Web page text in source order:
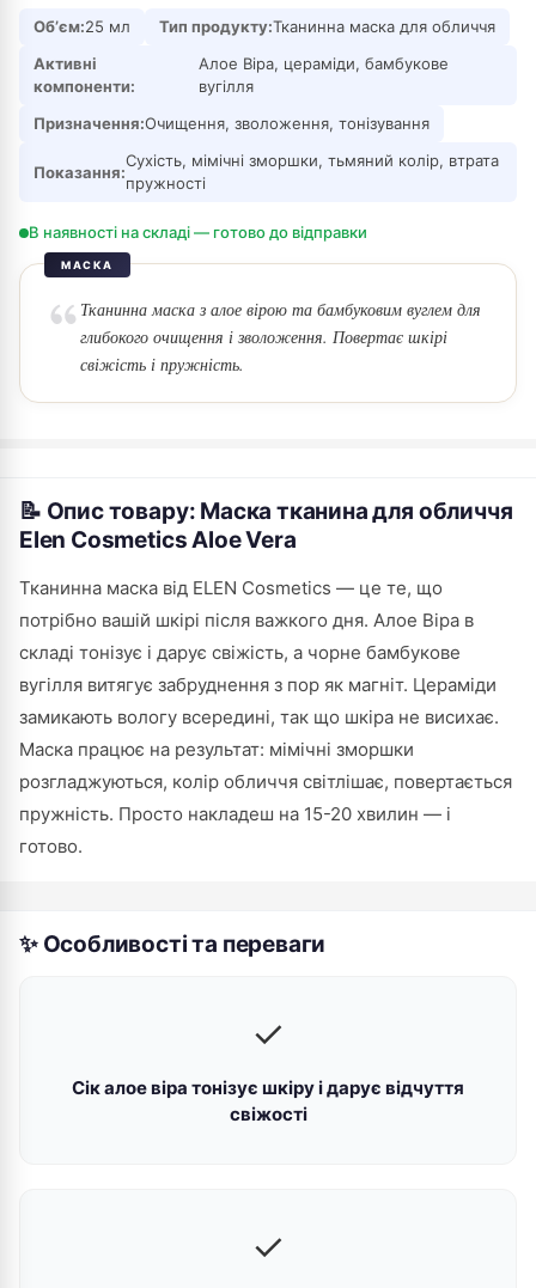
Обʼєм:25 мл Тип продукту:Тканинна маска для обличчя
Активні
компоненти:
Алое Віра, цераміди, бамбукове
вугілля
Призначення:Очищення, зволоження, тонізування
Показання:
Сухість, мімічні зморшки, тьмяний колір, втрата
пружності
В наявності на складі — готово до відправки
МАСКА
Тканинна маска з алое вірою та бамбуковим вуглем для
глибокого очищення і зволоження. Повертає шкірі
свіжість і пружність.
📝 Опис товару: Маска тканина для обличчя
Elen Cosmetics Aloe Vera
Тканинна маска від ELEN Cosmetics — це те, що
потрібно вашій шкірі після важкого дня. Алое Віра в
складі тонізує і дарує свіжість, а чорне бамбукове
вугілля витягує забруднення з пор як магніт. Цераміди
замикають вологу всередині, так що шкіра не висихає.
Маска працює на результат: мімічні зморшки
розгладжуються, колір обличчя світлішає, повертається
пружність. Просто накладеш на 15-20 хвилин — і
готово.
✨ Особливості та переваги
✓
Сік алое віра тонізує шкіру і дарує відчуття
свіжості
✓